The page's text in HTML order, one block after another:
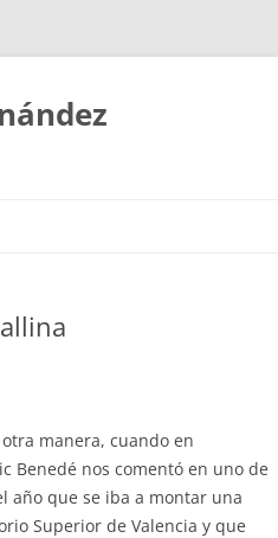
manera, cuando en
Benedé nos comentó en uno de
año que se iba a montar una
Superior de Valencia y que